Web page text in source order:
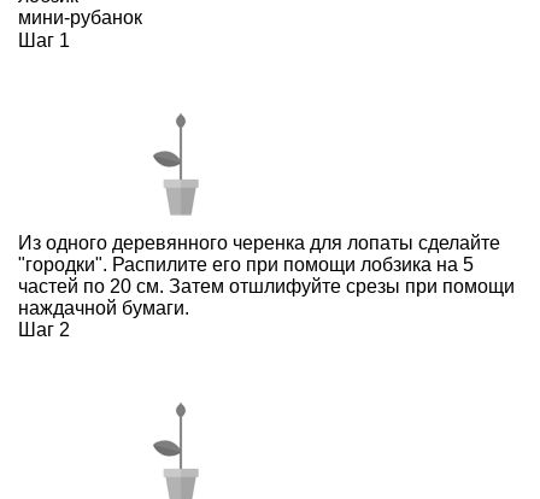
мини-рубанок
Шаг 1
Из одного деревянного черенка для лопаты сделайте
"городки". Распилите его при помощи лобзика на 5
частей по 20 см. Затем отшлифуйте срезы при помощи
наждачной бумаги.
Шаг 2